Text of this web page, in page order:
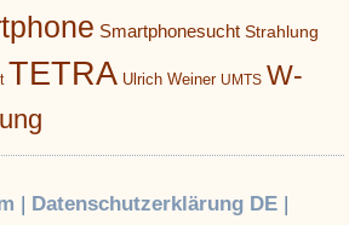
Smartphonesucht Strahlung
TETRA Ulrich Weiner UMTS W-
| Datenschutzerklärung DE|